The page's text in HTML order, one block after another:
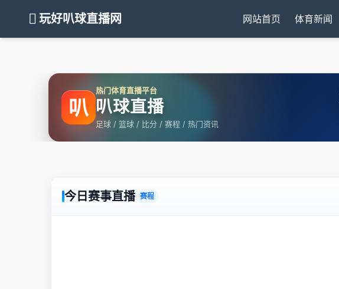
玩好叭球直播网 网站首页 体育新闻
叭
热门体育直播平台
叭球直播
足球 / 篮球 / 比分 / 赛程 / 热门资讯